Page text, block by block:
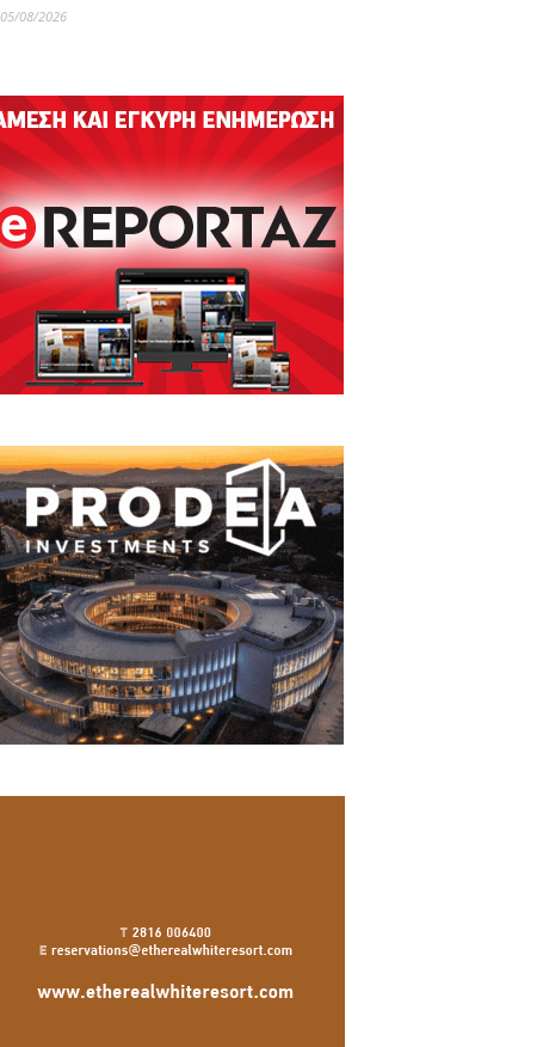
05/08/2026